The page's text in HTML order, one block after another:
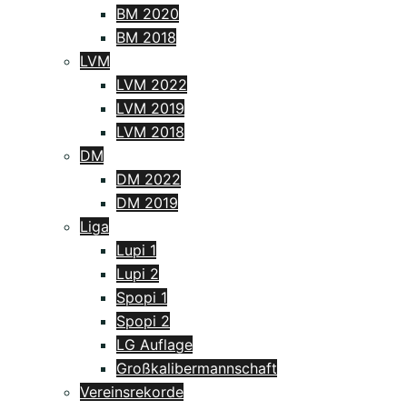
BM 2020
BM 2018
LVM
LVM 2022
LVM 2019
LVM 2018
DM
DM 2022
DM 2019
Liga
Lupi 1
Lupi 2
Spopi 1
Spopi 2
LG Auflage
Großkalibermannschaft
Vereinsrekorde